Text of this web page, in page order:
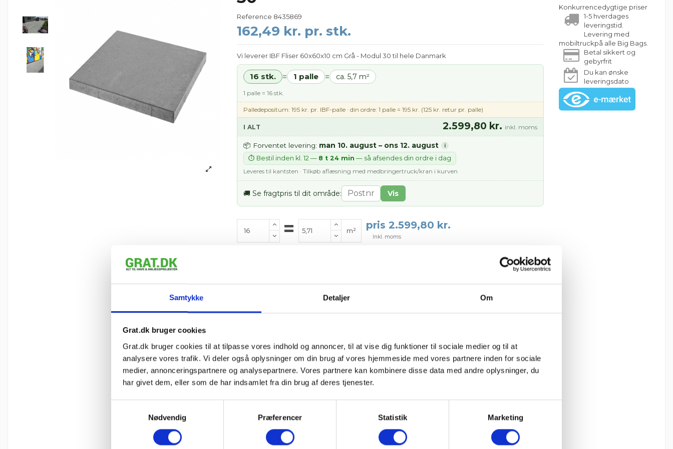
Samtykke Detaljer Om
Grat.dk bruger cookies
Grat.dk bruger cookies til at tilpasse vores indhold og annoncer, til at vise dig funktioner til sociale medier og til at
analysere vores trafik. Vi deler også oplysninger om din brug af vores hjemmeside med vores partnere inden for sociale
medier, annonceringspartnere og analysepartnere. Vores partnere kan kombinere disse data med andre oplysninger, du
har givet dem, eller som de har indsamlet fra din brug af deres tjenester.
Nødvendig
Præferencer Statistik Marketing
Reference 8435869
162,49 kr. pr. stk.
Vi leverer IBF Fliser 60x60x10 cm Grå - Modul 30 til hele Danmark
16 stk. = 1 palle = ca. 5,7 m²
1 palle = 16 stk.
Palledepositum: 195 kr. pr. IBF-palle · din ordre: 1 palle = 195 kr. (125 kr. retur pr. palle)
I ALT 2.599,80 kr. inkl. moms
📦 Forventet levering: man 10. august – ons 12. august i
⏱ Bestil inden kl. 12 — 8 t 24 min — så afsendes din ordre i dag
Leveres til kantsten · Tilkøb aflæsning med medbringertruck/kran i kurven
🚚 Se fragtpris til dit område: Vis
= m² pris 2.599,80 kr.
Inkl. moms
Vægt pr. stk.:82 kg
Levering & IBF Paller:
Levering:
Op til 7 paller: Jylland / Fyn. 1425 kr.
Op til 7 paller: Sjælland: 1675 kr.
Fra 8 paller: Gratis!
Depositum pr. palle: 195 kr.
Ved returnering af IBF paller gives 125 kr. retur.
Konkurrencedygtige priser
1-5 hverdages
leveringstid.
Levering med
mobiltruckpå alle Big Bags.
Betal sikkert og
gebyrfrit
Du kan ønske
leveringsdato